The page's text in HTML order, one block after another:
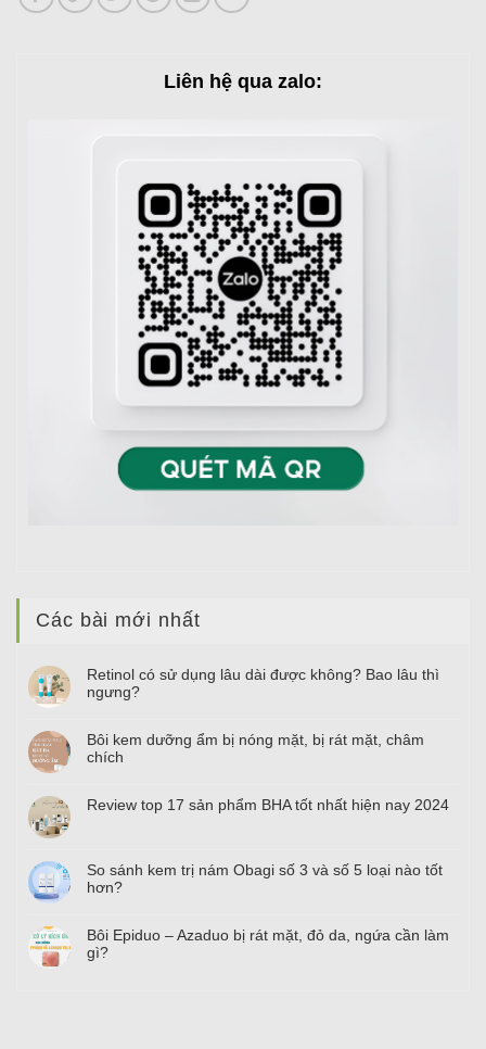
Liên hệ qua zalo:
Các bài mới nhất
Retinol có sử dụng lâu dài được không? Bao lâu thì
ngưng?
Bôi kem dưỡng ẩm bị nóng mặt, bị rát mặt, châm
chích
Review top 17 sản phẩm BHA tốt nhất hiện nay 2024
So sánh kem trị nám Obagi số 3 và số 5 loại nào tốt
hơn?
Bôi Epiduo – Azaduo bị rát mặt, đỏ da, ngứa cần làm
gì?